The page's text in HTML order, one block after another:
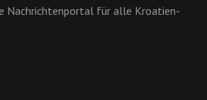
Nachrichtenportal für alle Kroatien-